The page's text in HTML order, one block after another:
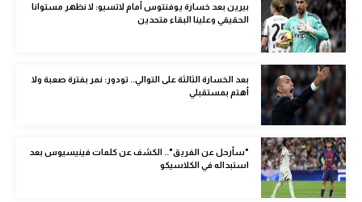
أمم إفريقيا
كرة السلة الأمريكية
كرة سلة
كرة يد
كرة طائرة
الوطن العربي
بيرين بعد خسارة يوفنتوس أمام لاتسيو: لا نظهر مستوانا
الحقيقي وعلينا البقاء متحدين
بعد الخسارة الثالثة على التوالي.. تودور: نمر بفترة صعبة ولا
أهتم بمستقبلي
"سأرحل عن الفريق".. الكشف عن كلمات فينيسيوس بعد
استبداله في الكلاسيكو